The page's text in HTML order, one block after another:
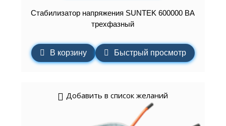
Стабилизатор напряжения SUNTEK 600000 ВА
трехфазный
В корзину Быстрый просмотр
Добавить в список желаний